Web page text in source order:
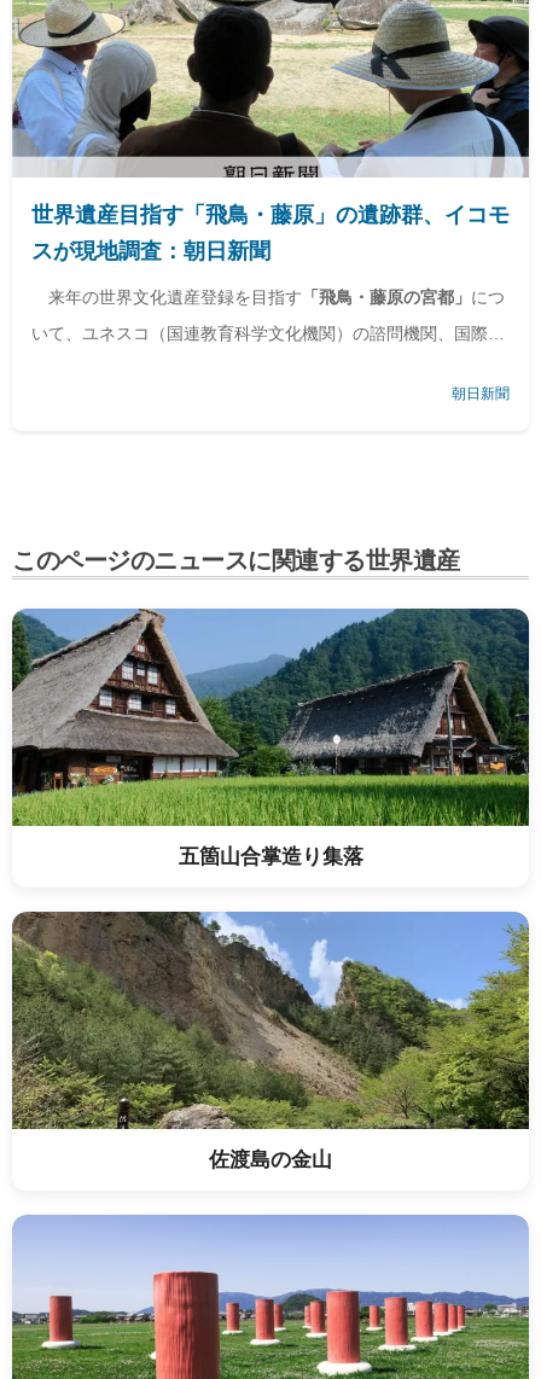
世界遺産目指す「飛鳥・藤原」の遺跡群、イコモ
スが現地調査：朝日新聞
来年の世界文化遺産登録を目指す 「飛鳥・藤原の宮都」 につ
いて、ユネスコ（国連教育科学文化機関）の諮問機関、国際記
朝日新聞
このページのニュースに関連する世界遺産
五箇山合掌造り集落
佐渡島の金山